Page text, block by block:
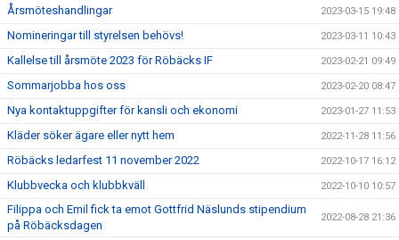
Årsmöteshandlingar 2023-03-15 19:48
Nomineringar till styrelsen behövs! 2023-03-11 10:43
Kallelse till årsmöte 2023 för Röbäcks IF 2023-02-21 09:49
Sommarjobba hos oss 2023-02-20 08:47
Nya kontaktuppgifter för kansli och ekonomi 2023-01-27 11:53
Kläder söker ägare eller nytt hem 2022-11-28 11:56
Röbäcks ledarfest 11 november 2022 2022-10-17 16:12
Klubbvecka och klubbkväll 2022-10-10 10:57
Filippa och Emil fick ta emot Gottfrid Näslunds stipendium
på Röbäcksdagen
2022-08-28 21:36